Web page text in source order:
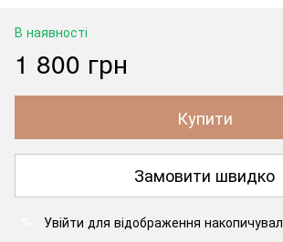
В наявності
1 800 грн
Купити
Замовити швидко
Увійти для відображення